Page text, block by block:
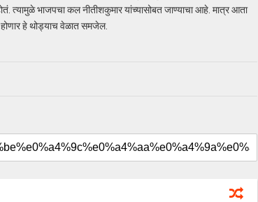
त्यामुळे भाजपचा कल नीतीशकुमार यांच्यासोबत जाण्याचा आहे. मात्र आता
होणार हे थोड्याच वेळात समजेल.